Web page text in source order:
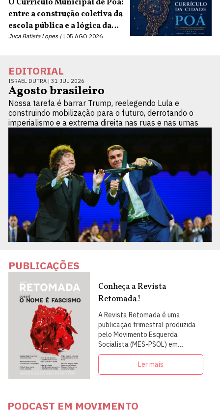
O Currículo Municipal de Poá:
entre a construção coletiva da
escola pública e a lógica da
terceirização
Juca Batista Lopes | 05 AGO 2026
EDITORIAL
ISRAEL DUTRA | 31 JUL 2026
Agosto brasileiro
Nossa tarefa é barrar Trump, reelegendo Lula e
construindo mobilização para o futuro, derrotando o
imperialismo e a extrema direita nas ruas e nas urnas
PUBLICAÇÕES
Conheça a Revista
Retomada!
A Revista Retomada é uma
publicação trimestral produzida
pelo Movimento Esquerda
Socialista (MES-PSOL) em
articulação com intelectuais,
militantes e artistas
Ler mais
PODCAST EM MOVIMENTO